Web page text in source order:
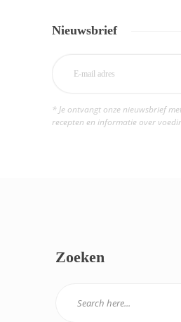
Nieuwsbrief
* Je ontvangt onze nieuwsbrief
recepten en informatie over
Zoeken